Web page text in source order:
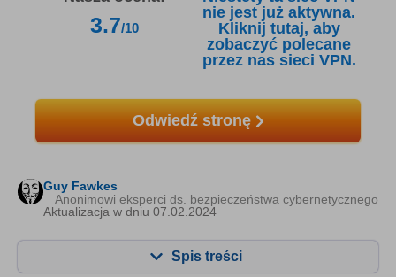
3.7/10
nie jest już aktywna.
Kliknij tutaj, aby
zobaczyć polecane
przez nas sieci VPN.
Odwiedź stronę
Guy Fawkes
Aktualizacja w dniu 07.02.2024
Anonimowi eksperci ds. bezpieczeństwa cybernetycznego
Spis treści